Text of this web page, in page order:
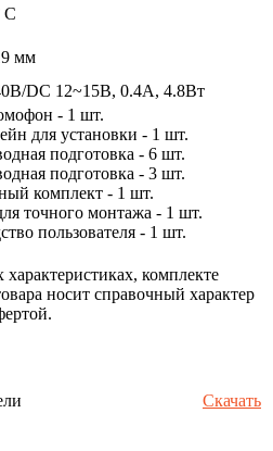
С
мм
DC 12~15В, 0.4А, 4.8Вт
- 1 шт.
для установки - 1 шт.
подготовка - 6 шт.
подготовка - 3 шт.
комплект - 1 шт.
точного монтажа - 1 шт.
пользователя - 1 шт.
комплекте
носит справочный характер
Скачать